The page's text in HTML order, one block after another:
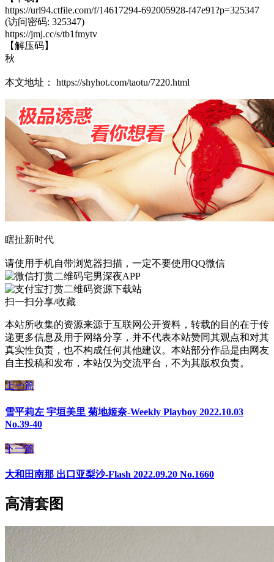
https://url94.ctfile.com/f/14617294-692005928-f47e91?p=325347
(访问密码: 325347)
https://jmj.cc/s/tb1fmytv
【解压码】
秋
本文地址： https://shyhot.com/taotu/7220.html
瞎扯新时代
请使用手机自带浏览器扫描，一定不要使用QQ微信
宅男深夜APP
资源下载站
扫一扫分享/收藏
本站所收集的资源来源于互联网公开资料，转载的目的在于传
递更多信息及用于网络分享，并不代表本站赞同其观点和对其
真实性负责，也不构成任何其他建议。本站部分作品是由网友
自主投稿和发布，本站仅为交流平台，不为其版权负责。
上一篇
雪平莉左 宇垣美里 菊地姬奈-Weekly Playboy 2022.10.03
No.39-40
下一篇
大和田南那 出口亚梨沙-Flash 2022.09.20 No.1660
高清套图